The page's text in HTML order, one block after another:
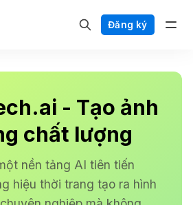
Đăng ký
- Tạo ảnh
chất lượng
nền tảng AI tiên tiến
hiệu thời trang tạo ra hình